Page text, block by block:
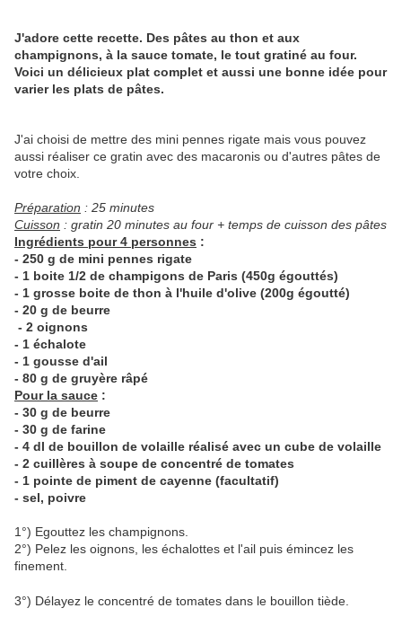
J'adore cette recette. Des pâtes au thon et aux
champignons, à la sauce tomate, le tout gratiné au four.
Voici un délicieux plat complet et aussi une bonne idée pour
varier les plats de pâtes.
J'ai choisi de mettre des mini pennes rigate mais vous pouvez
aussi réaliser ce gratin avec des macaronis ou d'autres pâtes de
votre choix.
Préparation : 25 minutes
Cuisson : gratin 20 minutes au four + temps de cuisson des pâtes
Ingrédients pour 4 personnes :
- 250 g de mini pennes rigate
- 1 boite 1/2 de champigons de Paris (450g égouttés)
- 1 grosse boite de thon à l'huile d'olive (200g égoutté)
- 20 g de beurre
- 2 oignons
- 1 échalote
- 1 gousse d'ail
- 80 g de gruyère râpé
Pour la sauce :
- 30 g de beurre
- 30 g de farine
- 4 dl de bouillon de volaille réalisé avec un cube de volaille
- 2 cuillères à soupe de concentré de tomates
- 1 pointe de piment de cayenne (facultatif)
- sel, poivre
1°) Egouttez les champignons.
2°) Pelez les oignons, les échalottes et l'ail puis émincez les
finement.
3°) Délayez le concentré de tomates dans le bouillon tiède.